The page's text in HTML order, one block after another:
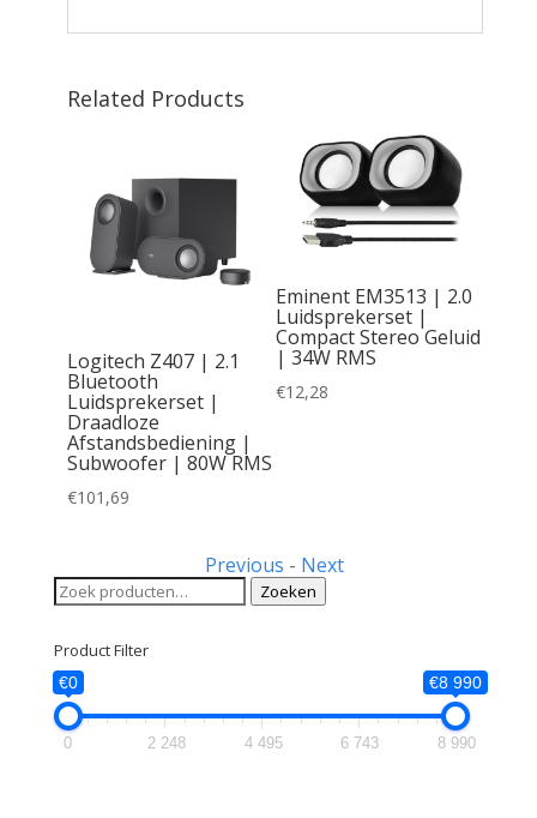
Related Products
Logitech Z407 | 2.1
Bluetooth
Luidsprekerset |
Draadloze
Afstandsbediening |
Subwoofer | 80W RMS
€101,69
Eminent EM3513 | 2.0
Luidsprekerset |
Compact Stereo Geluid
| 34W RMS
€12,28
Previous - Next
Zoeken
naar:
Zoeken
Product Filter
€0 €8 990
0 2 248 4 495 6 743 8 990